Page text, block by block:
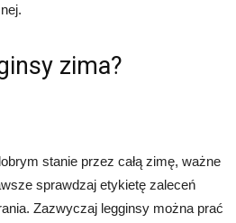
zima?
stanie przez całą zimę, ważne
sprawdzaj etykietę zaleceń
Zazwyczaj legginsy można prać